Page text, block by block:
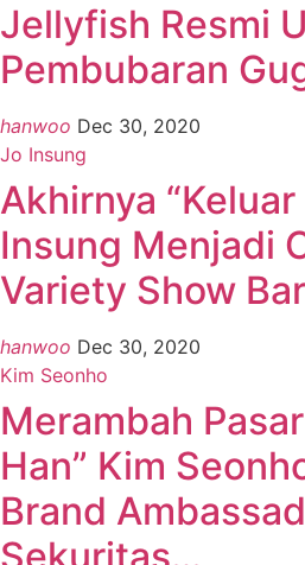
Jellyfish Resmi
Pembubaran
hanwoo Dec 30, 2020
Jo Insung
Akhirnya “Keluar
Insung Menjadi
Variety Show
hanwoo Dec 30, 2020
Kim Seonho
Merambah
Han” Kim
Brand